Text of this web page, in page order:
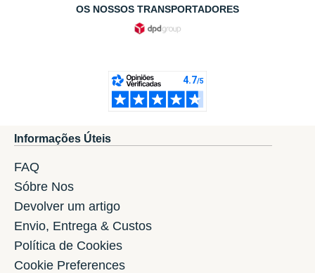
OS NOSSOS TRANSPORTADORES
Informações Úteis
FAQ
Sóbre Nos
Devolver um artigo
Envio, Entrega & Custos
Política de Cookies
Cookie Preferences